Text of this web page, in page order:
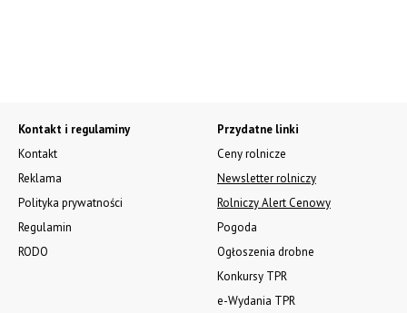
Kontakt i regulaminy
Kontakt
Reklama
Polityka prywatności
Regulamin
RODO
Przydatne linki
Ceny rolnicze
Newsletter rolniczy
Rolniczy Alert Cenowy
Pogoda
Ogłoszenia drobne
Konkursy TPR
e-Wydania TPR